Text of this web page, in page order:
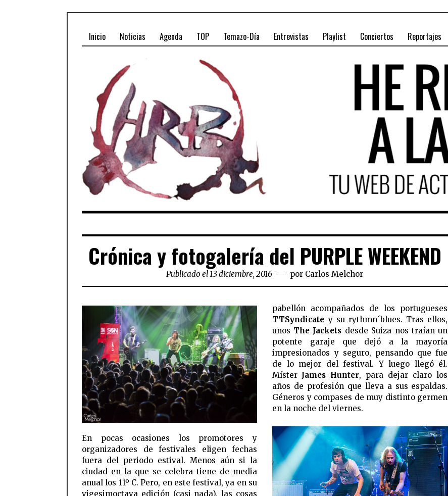
Inicio Noticias Agenda TOP Temazo-Día Entrevistas Playlist Conciertos Reportajes
Crónica y fotogalería del PURPLE WEEKEND
Publicado el 13 diciembre, 2016 por Carlos Melchor
En pocas ocasiones los promotores y
organizadores de festivales eligen fechas
fuera del periodo estival. Menos aún si la
ciudad en la que se celebra tiene de media
anual los 11º C. Pero, en este festival, ya en su
vigesimoctava edición (casi nada), las cosas
pabellón acompañados de los portugueses
TTSyndicate y su rythmn´blues. Tras ellos,
unos The Jackets desde Suiza nos traían un
potente garaje que dejó a la mayoría
impresionados y seguro, pensando que fue
de lo mejor del festival. Y luego llegó él.
Míster James Hunter, para dejar claro los
años de profesión que lleva a sus espaldas.
Géneros y compases de muy distinto germen
en la noche del viernes.